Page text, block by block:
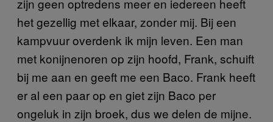
het gezellig met elkaar, zonder mij. Bij een
kampvuur overdenk ik mijn leven. Een man
met konijnenoren op zijn hoofd, Frank, schuift
bij me aan en geeft me een Baco. Frank heeft
er al een paar op en giet zijn Baco per
ongeluk in zijn broek, dus we delen de mijne.